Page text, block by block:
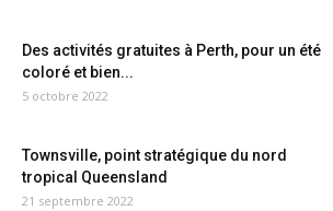
Des activités gratuites à Perth, pour un été
coloré et bien...
5 octobre 2022
Townsville, point stratégique du nord
tropical Queensland
21 septembre 2022